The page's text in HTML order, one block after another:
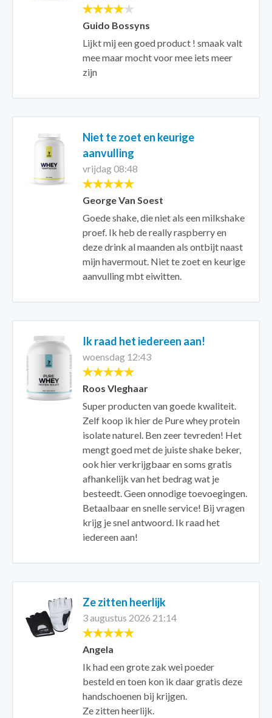
Guido Bossyns
Lijkt mij een goed product ! smaak valt
mee maar mocht voor mee iets meer
zijn
Niet te zoet en keurige
aanvulling
vrijdag 08:48
George Van Soest
Goede shake, die niet als een milkshake
proef. Ik heb de really raspberry en
deze drink al maanden als ontbijt naast
mijn havermout. Niet te zoet en keurige
aanvulling mbt eiwitten.
Ik raad het iedereen aan!
woensdag 12:43
Roos Vleghaar
Super producten van goede kwaliteit.
Zelf koop ik hier de Pure whey protein
isolate naturel. Ben zeer tevreden! Het
mengt goed met de juiste shake beker,
ook hier verkrijgbaar en soms gratis
afhankelijk van het bedrag wat je
besteedt. Geen onnodige toevoegingen.
Betaalbaar en snelle service! Bij vragen
krijg je snel antwoord. Ik raad het
iedereen aan!
Ze zitten heerlijk
3 augustus 2026 21:14
Angela
Ik had een grote zak wei poeder
besteld en toen kon ik daar gratis deze
handschoenen bij krijgen.
Ze zitten heerlijk.